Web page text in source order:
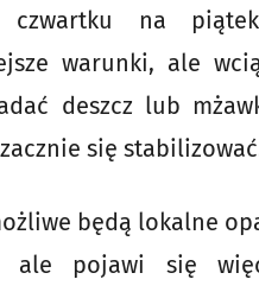
na
warunki, ale
deszcz lub
się
będą lokalne
ale pojawi się